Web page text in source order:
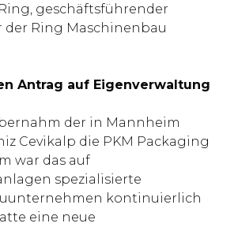
geschäftsführender
der Ring Maschinenbau
Antrag auf Eigenverwaltung
der in Mannheim
Cevikalp die PKM Packaging
war das auf
spezialisierte
kontinuierlich
eine neue